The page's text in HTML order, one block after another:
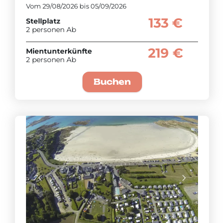
Vom 29/08/2026 bis 05/09/2026
Stellplatz
2 personen Ab
133 €
Mientunterkünfte
2 personen Ab
219 €
Buchen